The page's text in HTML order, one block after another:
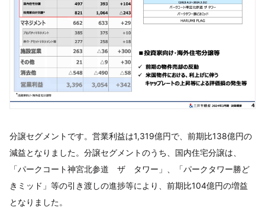
分譲セグメントです。営業利益は1,319億円で、前期比138億円の
減益となりました。分譲セグメントのうち、国内住宅分譲は、
「パークコート神宮北参道 ザ タワー」、「パークタワー勝ど
きミッド」等の引き渡しの進捗等により、前期比104億円の増益
となりました。